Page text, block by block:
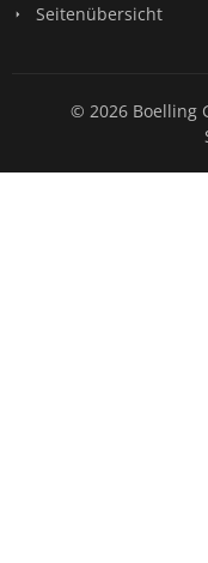
Seitenübersicht
© 2026 Boelling